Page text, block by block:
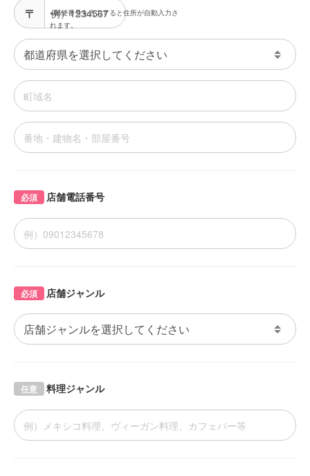
※郵便番号を入力すると住所が自動入力さ
れます。
店舗電話番号
必須
店舗ジャンル
必須
料理ジャンル
任意